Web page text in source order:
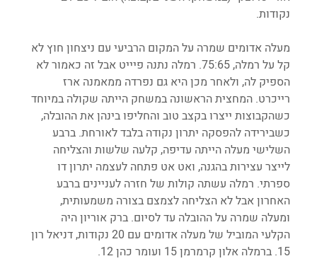
נקודות.
מעלה אדומים שמרה על המקום הרביעי עם ניצחון חוץ לא
קל על רמלה, 75:65. רמלה נתנה פיייט אבל זה כאמור לא
הספיק לה, ולאחר מכן היא גם נפרדה ממאמנה ארז
רייכרט. המחצית הראשונה במשחק הייתה שקולה במיוחד
כשהקבוצות ייצרו בקצב טוב והחליפו בינהן את ההובלה,
כשבירידה להפסקה יתרון נקודה בלבד לאורחת. ברבע
השלישי מעלה הייתה עדיפה, קלעה שלשות והצליחה
לייצר עצירות בהגנה, ואט אט פתחה לעצמה יתרון דו
ספרתי. רמלה עשתה קולות של חזרה לעניינים ברבע
האחרון אבל לא הצליחה לצמצם בצורה משמעותית,
ומעלה שמרה על ההובלה עד לסיום. ברק אוריון היה
הקלעי המוביל של מעלה אדומים עם 20 נקודות, דניאל רון
15. ברמלה אלון קרמרמן 15 ועומר כהן 12.